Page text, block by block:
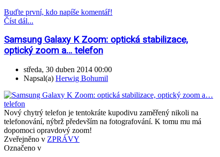
Buďte první, kdo napíše komentář!
Číst dál...
Samsung Galaxy K Zoom: optická stabilizace,
optický zoom a… telefon
středa, 30 duben 2014 00:00
Napsal(a) Herwig Bohumil
Nový chytrý telefon je tentokráte kupodivu zaměřený nikoli na
telefonování, nýbrž především na fotografování. K tomu mu má
dopomoci opravdový zoom!
Zveřejněno v ZPRÁVY
Označeno v